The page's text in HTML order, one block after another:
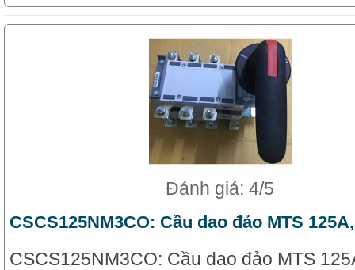
Đánh giá: 4/5
CSCS125NM3CO: Cầu dao đảo MTS
CSCS125NM3CO: Cầu dao đảo MTS